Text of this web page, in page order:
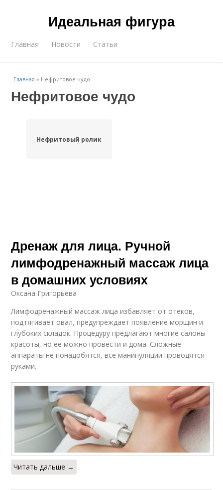
Идеальная фигура
Главная Новости Статьи
Главная » Нефритовое чудо
Нефритовое чудо
Нефритовый ролик
Дренаж для лица. Ручной
лимфодренажный массаж лица
в домашних условиях
Оксана Григорьева
Лимфодренажный массаж лица избавляет от отеков,
подтягивает овал, предупреждает появление морщин и
глубоких складок. Процедуру предлагают многие салоны
красоты, но ее можно провести и дома. Сложные
аппараты не понадобятся, все манипуляции проводятся
руками.
Читать дальше →